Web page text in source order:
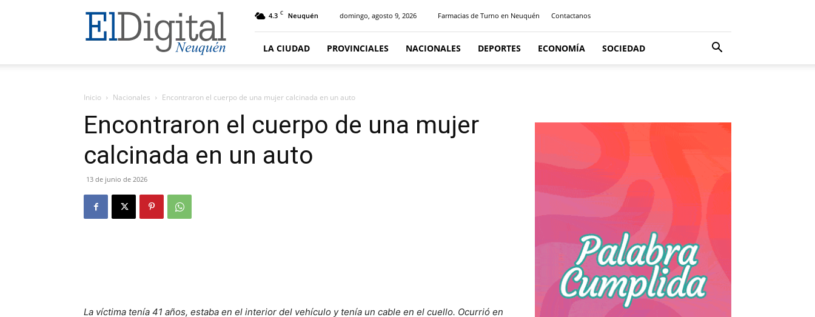
El
Digital
Neuquen
4.3 C Neuquén domingo, agosto 9, 2026 Farmacias de Turno en Neuquén Contactanos
LA CIUDAD PROVINCIALES NACIONALES DEPORTES ECONOMÍA SOCIEDAD
Inicio Nacionales Encontraron el cuerpo de una mujer calcinada en un auto
Encontraron el cuerpo de una mujer
calcinada en un auto
13 de junio de 2026
La víctima tenía 41 años, estaba en el interior del vehículo y tenía un cable en el cuello. Ocurrió en